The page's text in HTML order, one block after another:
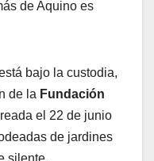
de Aquino es
bajo la custodia,
de la Fundación
el 22 de junio
de jardines
silente.